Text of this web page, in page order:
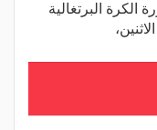
البرتغالية